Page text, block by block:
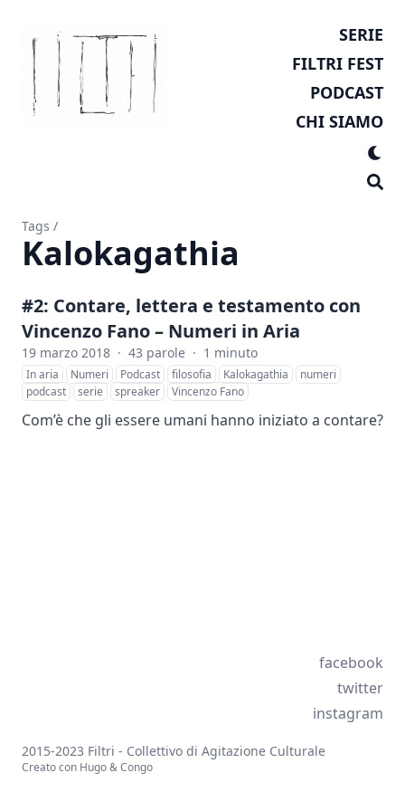
SERIE
FILTRI FEST
PODCAST
CHI SIAMO
Tags /
Kalokagathia
#2: Contare, lettera e testamento con
Vincenzo Fano – Numeri in Aria
19 marzo 2018 · 43 parole · 1 minuto
In aria Numeri Podcast filosofia Kalokagathia
numeri
podcast
serie spreaker Vincenzo Fano
Com’è che gli essere umani hanno iniziato a contare?
facebook
twitter
instagram
2015-2023 Filtri - Collettivo di Agitazione Culturale
Creato con Hugo&Congo